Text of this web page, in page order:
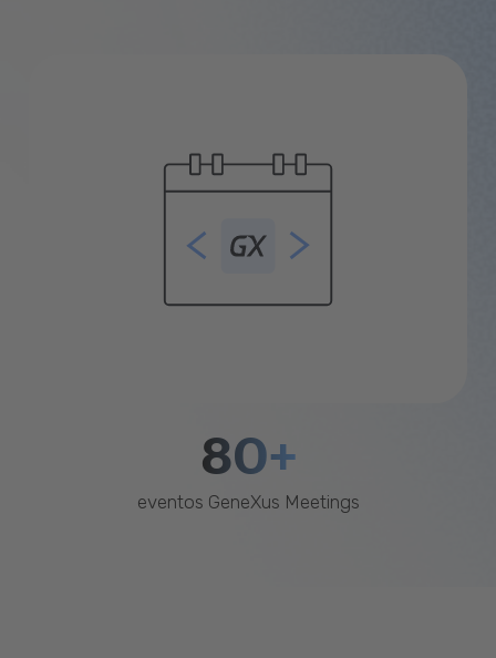
80+
eventos GeneXus Meetings